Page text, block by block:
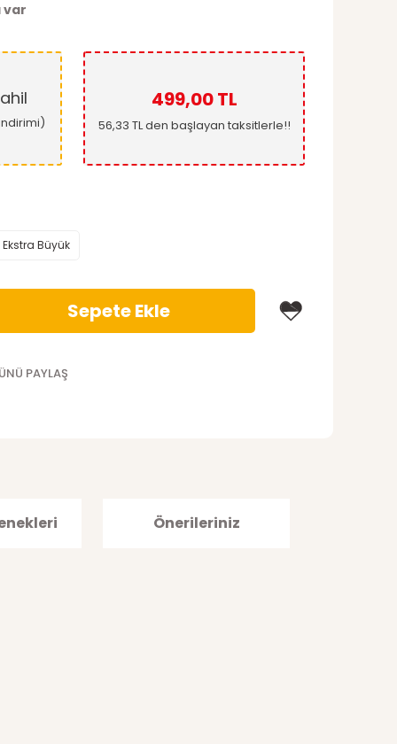
var
499,00 TL
56,33 TL den başlayan taksitlerle!!
Büyük
Sepete Ekle
PAYLAŞ
Önerileriniz